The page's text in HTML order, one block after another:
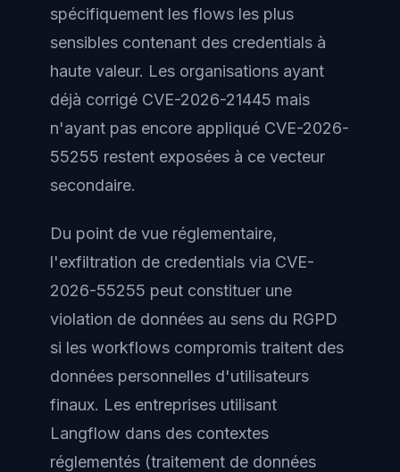
spécifiquement les flows les plus
sensibles contenant des credentials à
haute valeur. Les organisations ayant
déjà corrigé CVE-2026-21445 mais
n'ayant pas encore appliqué CVE-2026-
55255 restent exposées à ce vecteur
secondaire.
Du point de vue réglementaire,
l'exfiltration de credentials via CVE-
2026-55255 peut constituer une
violation de données au sens du RGPD
si les workflows compromis traitent des
données personnelles d'utilisateurs
finaux. Les entreprises utilisant
Langflow dans des contextes
réglementés (traitement de données